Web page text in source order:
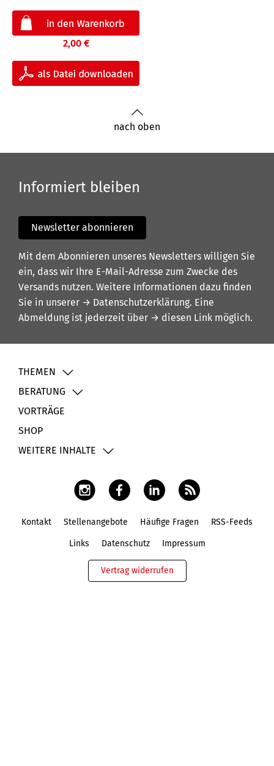
2,00 €
nach oben
Informiert bleiben
Newsletter abonnieren
Mit dem Abonnieren unseres Newsletters willigen Sie
ein, dass wir Ihre E-Mail-Adresse zum Zwecke des
Versands nutzen. Weitere Informationen dazu finden
Sie in unserer → Datenschutzerklärung. Eine
Abmeldung ist jederzeit über → diesen Link möglich.
THEMEN
BERATUNG
VORTRÄGE
SHOP
WEITERE INHALTE
Kontakt Stellenangebote Häufige Fragen RSS-Feeds
Links Datenschutz Impressum
Vertrag widerrufen